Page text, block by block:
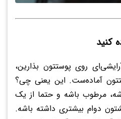
کنید
روی پوستتون بذارین،
آماده‌ست. این یعنی چی؟
مرطوب باشه و حتما از یک
دوام بیشتری داشته باشه.